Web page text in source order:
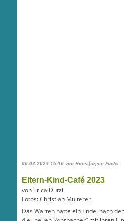
06.02.2023 16:16 von Hans-Jürgen Fuchs
Eltern-Kind-Café 2023
von Erica Dutzi
Fotos: Christian Multerer
Das Warten hatte ein Ende: nach